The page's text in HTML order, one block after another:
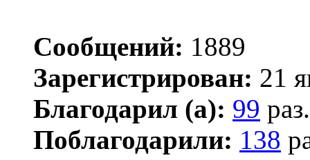
Сообщений: 1889
Зарегистрирован: 21
Благодарил (а): 99 раз.
Поблагодарили: 138